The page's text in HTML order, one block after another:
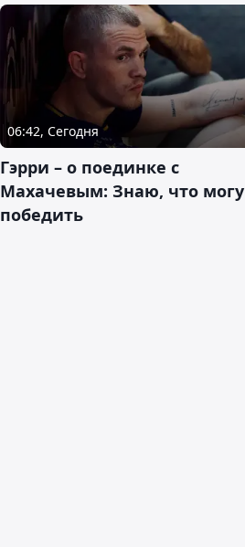
06:42, Сегодня
Гэрри – о поединке с
Махачевым: Знаю, что могу
победить